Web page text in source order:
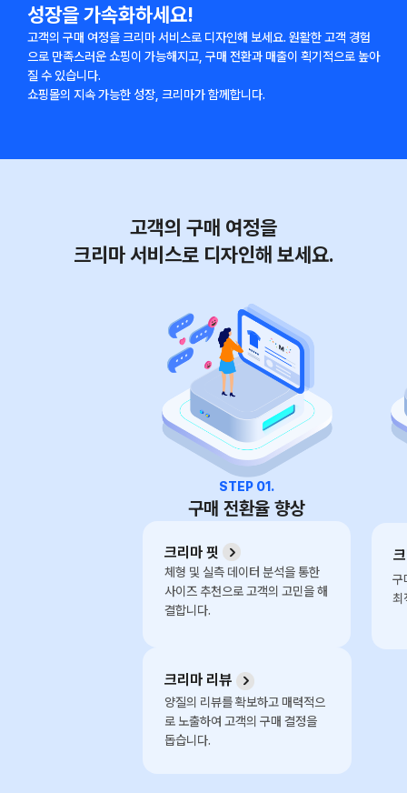
성장을 가속화하세요!
고객의 구매 여정을 크리마 서비스로 디자인해 보세요. 원활한 고객 경험
으로 만족스러운 쇼핑이 가능해지고, 구매 전환과 매출이 획기적으로 높아
질 수 있습니다.
쇼핑몰의 지속 가능한 성장, 크리마가 함께합니다.
고객의 구매 여정을
크리마 서비스로 디자인해 보세요.
STEP 01.
구매 전환율 향상
크리마 핏
체형 및 실측 데이터 분석을 통한
사이즈 추천으로 고객의 고민을 해
결합니다.
크리마 리뷰
양질의 리뷰를 확보하고 매력적으
로 노출하여 고객의 구매 결정을
돕습니다.
구
최